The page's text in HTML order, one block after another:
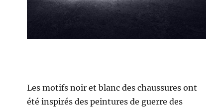
Les motifs noir et blanc des chaussures ont
été inspirés des peintures de guerre des